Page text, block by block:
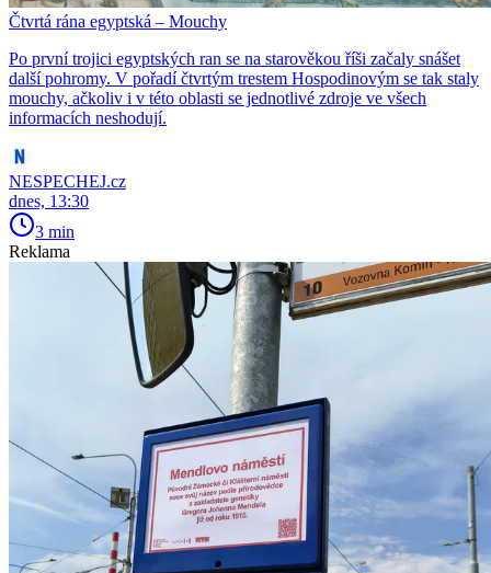
Čtvrtá rána egyptská – Mouchy
Po první trojici egyptských ran se na starověkou říši začaly snášet
další pohromy. V pořadí čtvrtým trestem Hospodinovým se tak staly
mouchy, ačkoliv i v této oblasti se jednotlivé zdroje ve všech
informacích neshodují.
NESPECHEJ.cz
dnes, 13:30
3 min
Reklama